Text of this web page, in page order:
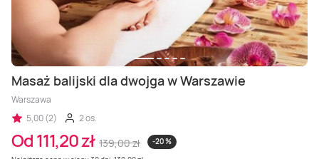
Masaż balijski dla dwojga w Warszawie
Warszawa
5,00 (2)
2 os.
Od 111,20 zł 139,00 zł
-20 %